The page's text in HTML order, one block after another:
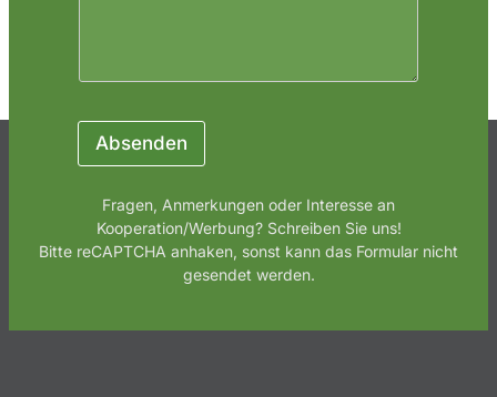
Absenden
Fragen, Anmerkungen oder Interesse an
Kooperation/Werbung? Schreiben Sie uns!
Bitte reCAPTCHA anhaken, sonst kann das Formular nicht
gesendet werden.